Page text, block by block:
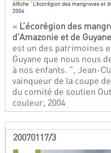
Affiche "L’écorégion des mangroves et
2004
« L’écorégion des
d’Amazonie et de Guyane
est un des patrimoines
Guyane que nous nous
à nos enfants. ", Jean-
vainqueur de la coupe
du comité de soutien
couleur, 2004
20070117/3